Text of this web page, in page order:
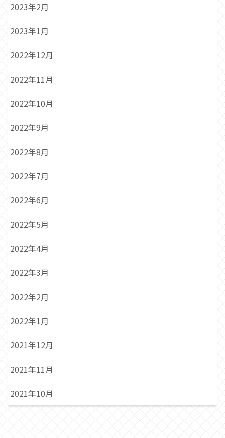
2023年2月
2023年1月
2022年12月
2022年11月
2022年10月
2022年9月
2022年8月
2022年7月
2022年6月
2022年5月
2022年4月
2022年3月
2022年2月
2022年1月
2021年12月
2021年11月
2021年10月